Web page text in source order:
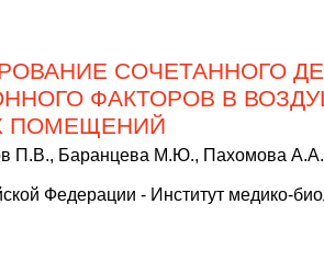
СОЧЕТАННОГО
ФАКТОРОВ В
ПОМЕЩЕНИЙ
П.В., Баранцева М.Ю., Пахомова А.А.
Федерации - Институт медико-